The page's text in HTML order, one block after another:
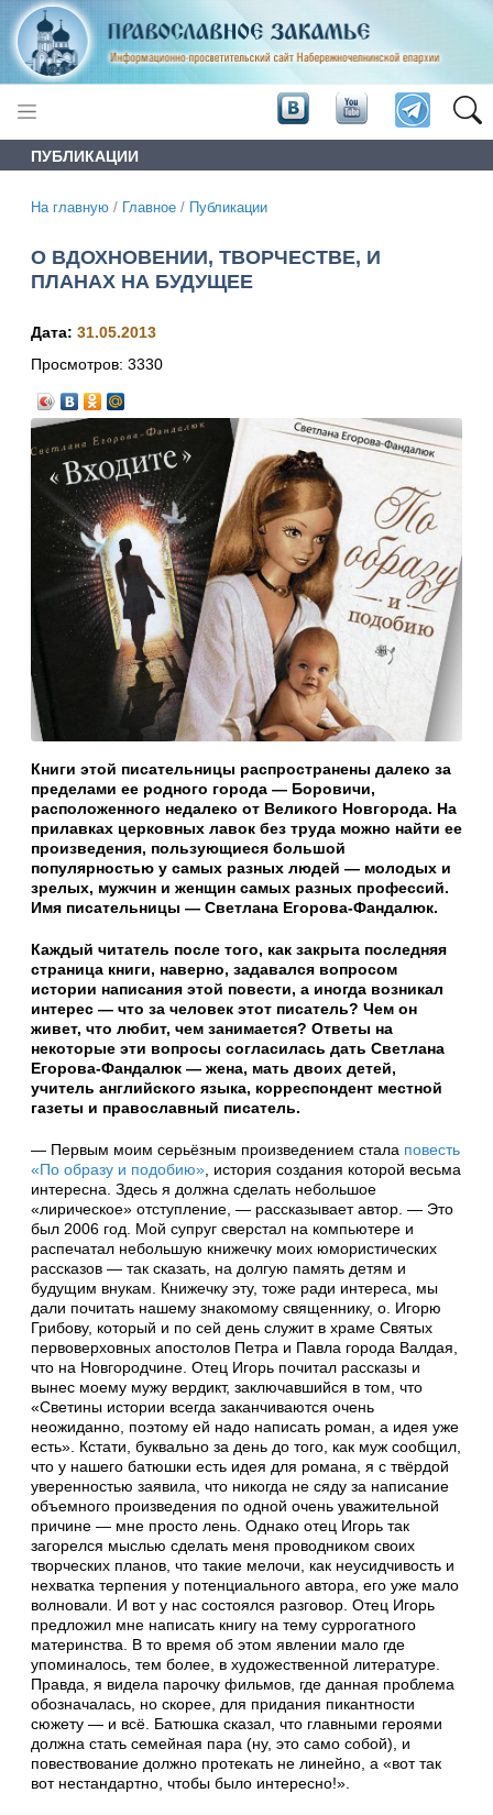
ПУБЛИКАЦИИ
На главную / Главное / Публикации
О ВДОХНОВЕНИИ, ТВОРЧЕСТВЕ, И
ПЛАНАХ НА БУДУЩЕЕ
Дата: 31.05.2013
Просмотров: 3330
Книги этой писательницы распространены далеко за
пределами ее родного города — Боровичи,
расположенного недалеко от Великого Новгорода. На
прилавках церковных лавок без труда можно найти ее
произведения, пользующиеся большой
популярностью у самых разных людей — молодых и
зрелых, мужчин и женщин самых разных профессий.
Имя писательницы — Светлана Егорова-Фандалюк.
Каждый читатель после того, как закрыта последняя
страница книги, наверно, задавался вопросом
истории написания этой повести, а иногда возникал
интерес — что за человек этот писатель? Чем он
живет, что любит, чем занимается? Ответы на
некоторые эти вопросы согласилась дать Светлана
Егорова-Фандалюк — жена, мать двоих детей,
учитель английского языка, корреспондент местной
газеты и православный писатель.
— Первым моим серьёзным произведением стала повесть
«По образу и подобию» , история создания которой весьма
интересна. Здесь я должна сделать небольшое
«лирическое» отступление, — рассказывает автор. — Это
был 2006 год. Мой супруг сверстал на компьютере и
распечатал небольшую книжечку моих юмористических
рассказов — так сказать, на долгую память детям и
будущим внукам. Книжечку эту, тоже ради интереса, мы
дали почитать нашему знакомому священнику, о. Игорю
Грибову, который и по сей день служит в храме Святых
первоверховных апостолов Петра и Павла города Валдая,
что на Новгородчине. Отец Игорь почитал рассказы и
вынес моему мужу вердикт, заключавшийся в том, что
«Светины истории всегда заканчиваются очень
неожиданно, поэтому ей надо написать роман, а идея уже
есть». Кстати, буквально за день до того, как муж сообщил,
что у нашего батюшки есть идея для романа, я с твёрдой
уверенностью заявила, что никогда не сяду за написание
объемного произведения по одной очень уважительной
причине — мне просто лень. Однако отец Игорь так
загорелся мыслью сделать меня проводником своих
творческих планов, что такие мелочи, как неусидчивость и
нехватка терпения у потенциального автора, его уже мало
волновали. И вот у нас состоялся разговор. Отец Игорь
предложил мне написать книгу на тему суррогатного
материнства. В то время об этом явлении мало где
упоминалось, тем более, в художественной литературе.
Правда, я видела парочку фильмов, где данная проблема
обозначалась, но скорее, для придания пикантности
сюжету — и всё. Батюшка сказал, что главными героями
должна стать семейная пара (ну, это само собой), и
повествование должно протекать не линейно, а «вот так
вот нестандартно, чтобы было интересно!».